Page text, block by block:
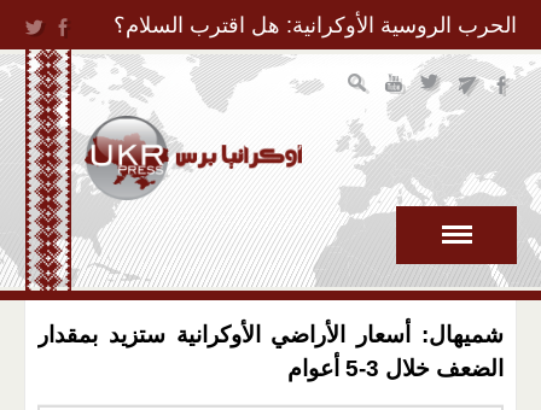
Jump to Navigation
الحرب الروسية الأوكرانية: هل اقترب السلام؟
شميهال: أسعار الأراضي الأوكرانية ستزيد بمقدار
الضعف خلال 3-5 أعوام